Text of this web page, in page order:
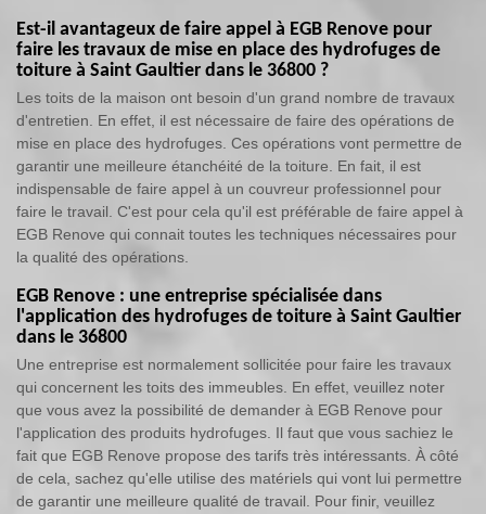
Est-il avantageux de faire appel à EGB Renove pour
faire les travaux de mise en place des hydrofuges de
toiture à Saint Gaultier dans le 36800 ?
Les toits de la maison ont besoin d'un grand nombre de travaux
d'entretien. En effet, il est nécessaire de faire des opérations de
mise en place des hydrofuges. Ces opérations vont permettre de
garantir une meilleure étanchéité de la toiture. En fait, il est
indispensable de faire appel à un couvreur professionnel pour
faire le travail. C'est pour cela qu'il est préférable de faire appel à
EGB Renove qui connait toutes les techniques nécessaires pour
la qualité des opérations.
EGB Renove : une entreprise spécialisée dans
l'application des hydrofuges de toiture à Saint Gaultier
dans le 36800
Une entreprise est normalement sollicitée pour faire les travaux
qui concernent les toits des immeubles. En effet, veuillez noter
que vous avez la possibilité de demander à EGB Renove pour
l'application des produits hydrofuges. Il faut que vous sachiez le
fait que EGB Renove propose des tarifs très intéressants. À côté
de cela, sachez qu'elle utilise des matériels qui vont lui permettre
de garantir une meilleure qualité de travail. Pour finir, veuillez